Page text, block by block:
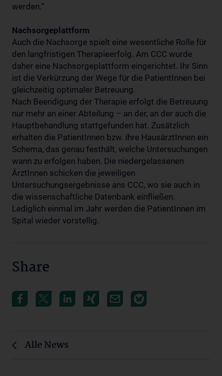
werden.“
Nachsorgeplattform
Auch die Nachsorge spielt eine wesentliche Rolle für
den langfristigen Therapieerfolg. Am CCC wurde
daher eine Nachsorgeplattform eingerichtet. Ihr Sinn
ist die Verkürzung der Wege für die PatientInnen bei
gleichzeitig optimaler Betreuung.
Nach Beendigung der Therapie erfolgt die Betreuung
nur mehr an einer Abteilung – an der, an der auch die
Hauptbehandlung stattgefunden hat. Zusätzlich
erhalten die PatientInnen bzw. ihre HausärztInnen ein
Schema, das genau festhält, welche Untersuchungen
wann zu erfolgen haben. Die niedergelassenen
ÄrztInnen schicken die jeweiligen
Untersuchungsergebnisse ans CCC, wo sie auch in
die wissenschaftliche Datenbank einfließen.
Lediglich einmal im Jahr werden die PatientInnen im
Spital wieder vorstellig.
Share
Alle News